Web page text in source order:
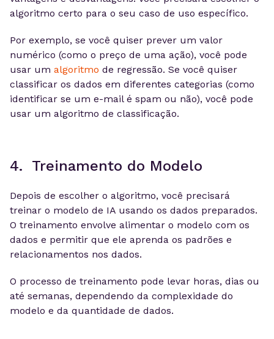
algoritmo certo para o seu caso de uso específico.
Por exemplo, se você quiser prever um valor
numérico (como o preço de uma ação), você pode
usar um algoritmo de regressão. Se você quiser
classificar os dados em diferentes categorias (como
identificar se um e-mail é spam ou não), você pode
usar um algoritmo de classificação.
4. Treinamento do Modelo
Depois de escolher o algoritmo, você precisará
treinar o modelo de IA usando os dados preparados.
O treinamento envolve alimentar o modelo com os
dados e permitir que ele aprenda os padrões e
relacionamentos nos dados.
O processo de treinamento pode levar horas, dias ou
até semanas, dependendo da complexidade do
modelo e da quantidade de dados.